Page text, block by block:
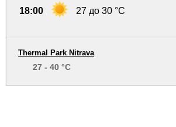
18:00 27 до 30 °C
Thermal Park Nitrava
27 - 40 °C